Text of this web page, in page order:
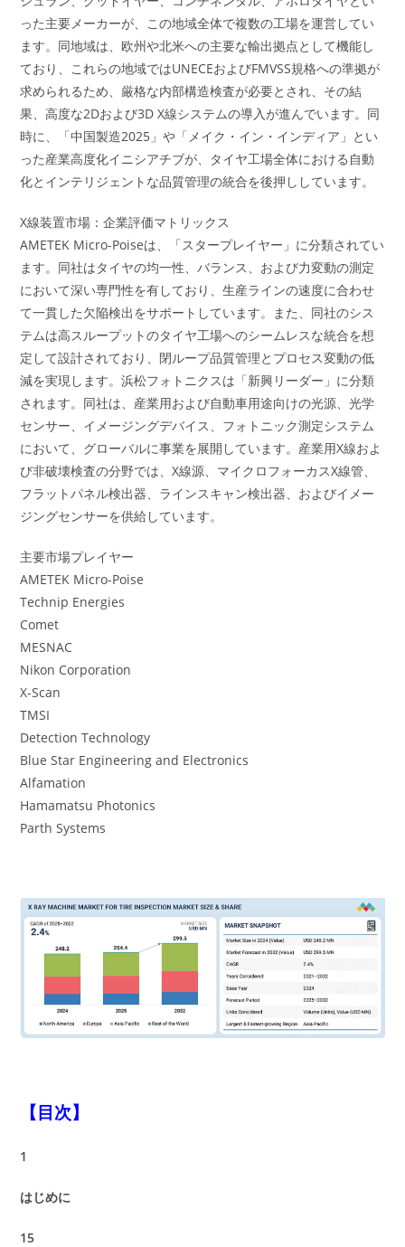
った主要メーカーが、この地域全体で複数の工場を運営してい
ます。同地域は、欧州や北米への主要な輸出拠点として機能し
ており、これらの地域ではUNECEおよびFMVSS規格への準拠が
求められるため、厳格な内部構造検査が必要とされ、その結
果、高度な2Dおよび3D X線システムの導入が進んでいます。同
時に、「中国製造2025」や「メイク・イン・インディア」とい
った産業高度化イニシアチブが、タイヤ工場全体における自動
化とインテリジェントな品質管理の統合を後押ししています。
X線装置市場：企業評価マトリックス
AMETEK Micro-Poiseは、「スタープレイヤー」に分類されてい
ます。同社はタイヤの均一性、バランス、および力変動の測定
において深い専門性を有しており、生産ラインの速度に合わせ
て一貫した欠陥検出をサポートしています。また、同社のシス
テムは高スループットのタイヤ工場へのシームレスな統合を想
定して設計されており、閉ループ品質管理とプロセス変動の低
減を実現します。浜松フォトニクスは「新興リーダー」に分類
されます。同社は、産業用および自動車用途向けの光源、光学
センサー、イメージングデバイス、フォトニック測定システム
において、グローバルに事業を展開しています。産業用X線およ
び非破壊検査の分野では、X線源、マイクロフォーカスX線管、
フラットパネル検出器、ラインスキャン検出器、およびイメー
ジングセンサーを供給しています。
主要市場プレイヤー
AMETEK Micro-Poise
Technip Energies
Comet
MESNAC
Nikon Corporation
X-Scan
TMSI
Detection Technology
Blue Star Engineering and Electronics
Alfamation
Hamamatsu Photonics
Parth Systems
【目次】
1
はじめに
15